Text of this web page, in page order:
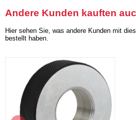
Andere Kunden kauften
Hier sehen Sie, was andere Kunden mit
bestellt haben.